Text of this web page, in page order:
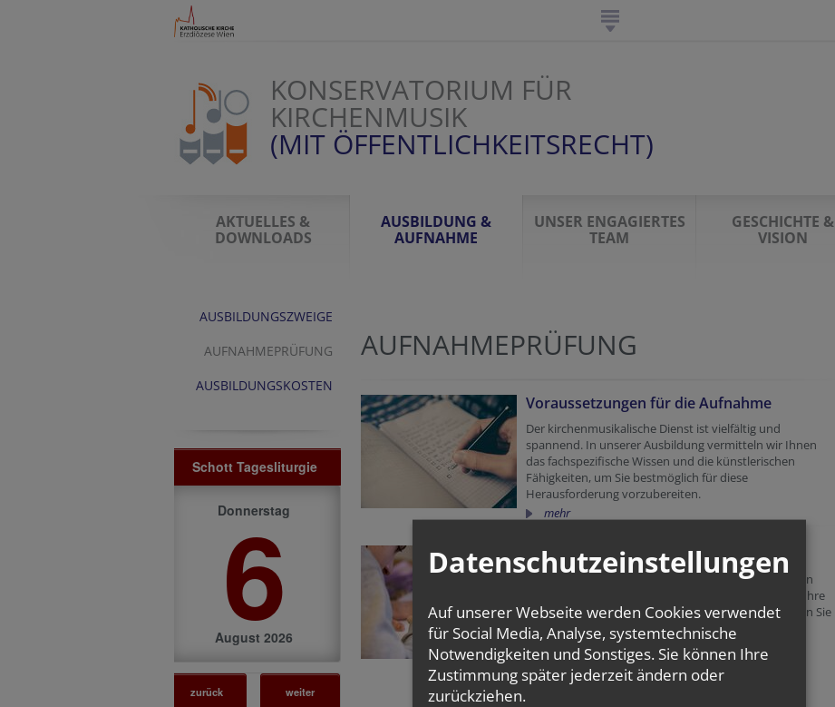
KONSERVATORIUM FÜR
KIRCHENMUSIK
(MIT ÖFFENTLICHKEITSRECHT)
AKTUELLES &
DOWNLOADS
AUSBILDUNG &
AUFNAHME
UNSER ENGAGIERTES
TEAM
GESCHICHTE &
VISION
AUSBILDUNGSZWEIGE
AUFNAHMEPRÜFUNG
AUSBILDUNGSKOSTEN
Schott Tagesliturgie
Donnerstag
6
August 2026
zurück weiter
AUFNAHMEPRÜFUNG
Voraussetzungen für die Aufnahme
Der kirchenmusikalische Dienst ist vielfältig und
spannend. In unserer Ausbildung vermitteln wir Ihnen
das fachspezifische Wissen und die künstlerischen
Fähigkeiten, um Sie bestmöglich für diese
Herausforderung vorzubereiten.
mehr
Aufnahmeprüfung
Zwei Mal jährlich - Ende Juni und Ende August - finden
unsere Aufnahmeprüfungen statt. Dabei stellen wir Ihre
musikalischen Vorkenntnisse fest. Die Termine finden Sie
in unserem Terminkalender.
Datenschutzeinstellungen
Auf unserer Webseite werden Cookies verwendet
für Social Media, Analyse, systemtechnische
Notwendigkeiten und Sonstiges. Sie können Ihre
Zustimmung später jederzeit ändern oder
zurückziehen.